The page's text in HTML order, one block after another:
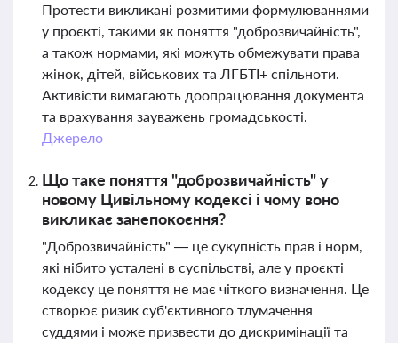
Протести викликані розмитими формулюваннями
у проєкті, такими як поняття "доброзвичайність",
а також нормами, які можуть обмежувати права
жінок, дітей, військових та ЛГБТІ+ спільноти.
Активісти вимагають доопрацювання документа
та врахування зауважень громадськості.
Джерело
Що таке поняття "доброзвичайність" у
новому Цивільному кодексі і чому воно
викликає занепокоєння?
"Доброзвичайність" — це сукупність прав і норм,
які нібито усталені в суспільстві, але у проєкті
кодексу це поняття не має чіткого визначення. Це
створює ризик суб'єктивного тлумачення
суддями і може призвести до дискримінації та